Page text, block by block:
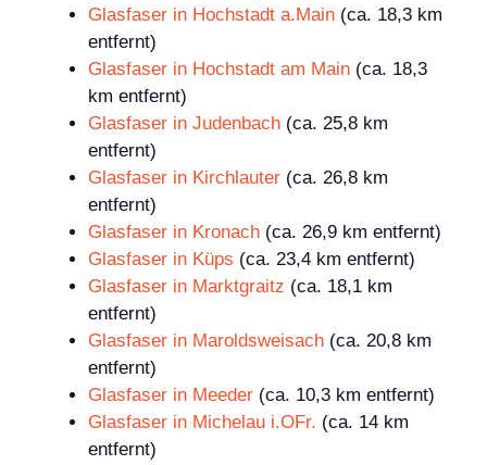
Glasfaser in Hochstadt a.Main (ca. 18,3 km
entfernt)
Glasfaser in Hochstadt am Main (ca. 18,3
km entfernt)
Glasfaser in Judenbach (ca. 25,8 km
entfernt)
Glasfaser in Kirchlauter (ca. 26,8 km
entfernt)
Glasfaser in Kronach (ca. 26,9 km entfernt)
Glasfaser in Küps (ca. 23,4 km entfernt)
Glasfaser in Marktgraitz (ca. 18,1 km
entfernt)
Glasfaser in Maroldsweisach (ca. 20,8 km
entfernt)
Glasfaser in Meeder (ca. 10,3 km entfernt)
Glasfaser in Michelau i.OFr. (ca. 14 km
entfernt)